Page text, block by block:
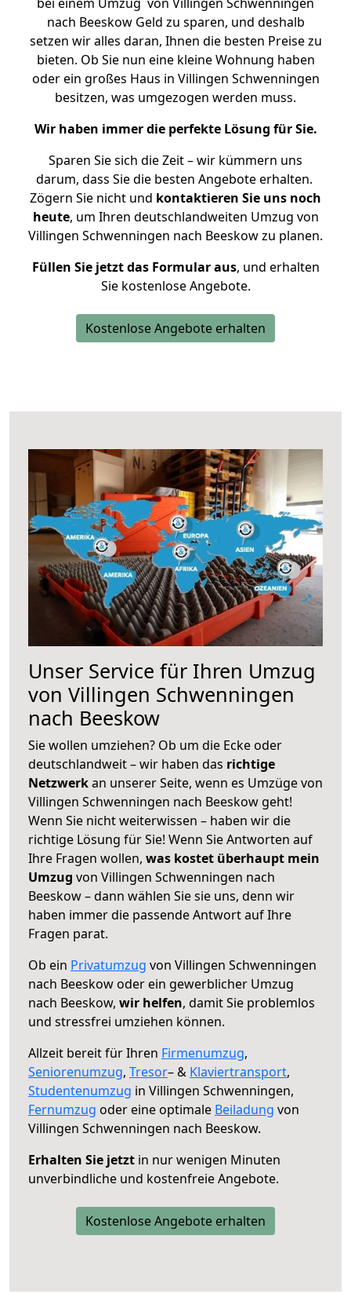
nach Beeskow Geld zu sparen, und deshalb
setzen wir alles daran, Ihnen die besten Preise zu
bieten. Ob Sie nun eine kleine Wohnung haben
oder ein großes Haus in Villingen Schwenningen
besitzen, was umgezogen werden muss.
Wir haben immer die perfekte Lösung für Sie.
Sparen Sie sich die Zeit – wir kümmern uns
darum, dass Sie die besten Angebote erhalten.
Zögern Sie nicht und kontaktieren Sie uns noch
heute, um Ihren deutschlandweiten Umzug von
Villingen Schwenningen nach Beeskow zu planen.
Füllen Sie jetzt das Formular aus, und erhalten
Sie kostenlose Angebote.
Kostenlose Angebote erhalten
Unser Service für Ihren Umzug
von Villingen Schwenningen
nach Beeskow
Sie wollen umziehen? Ob um die Ecke oder
deutschlandweit – wir haben das richtige
Netzwerkan unserer Seite, wenn es Umzüge von
Villingen Schwenningen nach Beeskow geht!
Wenn Sie nicht weiterwissen – haben wir die
richtige Lösung für Sie! Wenn Sie Antworten auf
Ihre Fragen wollen, was kostet überhaupt mein
Umzug von Villingen Schwenningen nach
Beeskow – dann wählen Sie sie uns, denn wir
haben immer die passende Antwort auf Ihre
Fragen parat.
Ob ein Privatumzug von Villingen Schwenningen
nach Beeskow oder ein gewerblicher Umzug
nach Beeskow, wir helfen, damit Sie problemlos
und stressfrei umziehen können.
Allzeit bereit für Ihren Firmenumzug,
Seniorenumzug, Tresor– & Klaviertransport,
Studentenumzug in Villingen Schwenningen,
Fernumzug oder eine optimale Beiladung von
Villingen Schwenningen nach Beeskow.
Erhalten Sie jetzt in nur wenigen Minuten
unverbindliche und kostenfreie Angebote.
Kostenlose Angebote erhalten